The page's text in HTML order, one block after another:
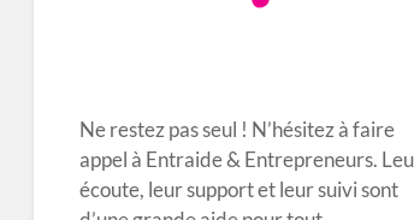
Ne restez pas seul ! N’hésitez à faire
appel à Entraide & Entrepreneurs.
écoute, leur support et leur suivi sont